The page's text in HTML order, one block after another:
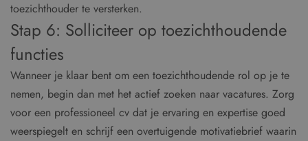
toezichthouder te versterken.
Stap 6: Solliciteer op toezichthoudende
functies
Wanneer je klaar bent om een toezichthoudende rol op je te
nemen, begin dan met het actief zoeken naar vacatures. Zorg
voor een professioneel cv dat je ervaring en expertise goed
weerspiegelt en schrijf een overtuigende motivatiebrief waarin